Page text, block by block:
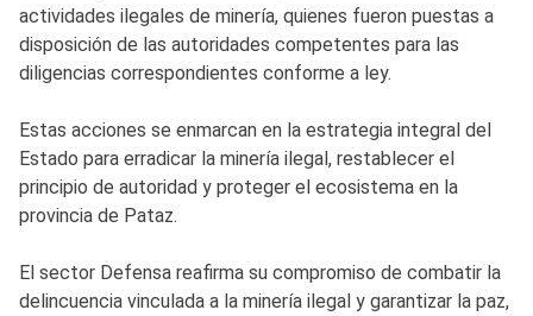
actividades ilegales de minería, quienes fueron puestas a
disposición de las autoridades competentes para las
diligencias correspondientes conforme a ley.
Estas acciones se enmarcan en la estrategia integral del
Estado para erradicar la minería ilegal, restablecer el
principio de autoridad y proteger el ecosistema en la
provincia de Pataz.
El sector Defensa reafirma su compromiso de combatir la
delincuencia vinculada a la minería ilegal y garantizar la paz,